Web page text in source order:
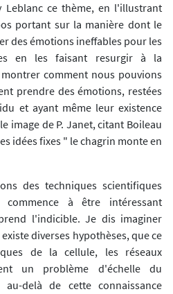
Leblanc ce thème, en l'illustrant
portant sur la manière dont le
des émotions ineffables pour les
en les faisant resurgir à la
comment nous pouvions
prendre des émotions, restées
et ayant même leur existence
image de P. Janet, citant Boileau
idées fixes " le chagrin monte en
des techniques scientifiques
à être intéressant
l'indicible. Je dis imaginer
diverses hypothèses, que ce
de la cellule, les réseaux
un problème d'échelle du
delà de cette connaissance